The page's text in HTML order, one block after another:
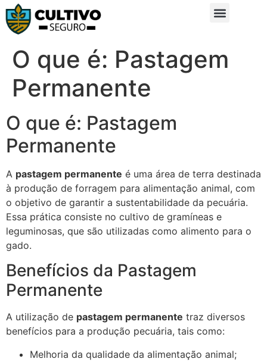
O que é: Pastagem
Permanente
O que é: Pastagem
Permanente
A pastagem permanente é uma área de terra destinada
à produção de forragem para alimentação animal, com
o objetivo de garantir a sustentabilidade da pecuária.
Essa prática consiste no cultivo de gramíneas e
leguminosas, que são utilizadas como alimento para o
gado.
Benefícios da Pastagem
Permanente
A utilização de pastagem permanente traz diversos
benefícios para a produção pecuária, tais como:
Melhoria da qualidade da alimentação animal;